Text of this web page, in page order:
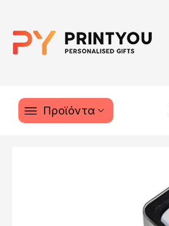
Προϊόντα